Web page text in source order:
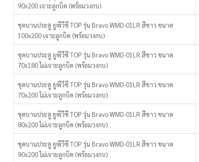
90x200 เจาะลูกบิด (พร้อมวงกบ)
ชุดบานประตู ยูพีวีซี TOP รุ่น Bravo WMD-01LR สีขาว ขนาด
100x200 เจาะลูกบิด (พร้อมวงกบ)
ชุดบานประตู ยูพีวีซี TOP รุ่น Bravo WMD-01LR สีขาว ขนาด
70x180 ไม่เจาะลูกบิด (พร้อมวงกบ)
ชุดบานประตู ยูพีวีซี TOP รุ่น Bravo WMD-01LR สีขาว ขนาด
70x200 ไม่เจาะลูกบิด (พร้อมวงกบ)
ชุดบานประตู ยูพีวีซี TOP รุ่น Bravo WMD-01LR สีขาว ขนาด
80x200 ไม่เจาะลูกบิด (พร้อมวงกบ)
ชุดบานประตู ยูพีวีซี TOP รุ่น Bravo WMD-01LR สีขาว ขนาด
90x200 ไม่เจาะลูกบิด (พร้อมวงกบ)